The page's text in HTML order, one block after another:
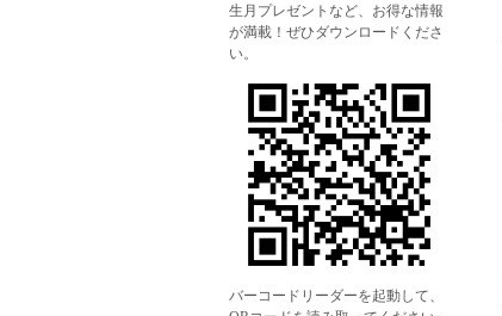
生月プレゼントなど、お得な情報
が満載！ぜひダウンロードくださ
い。
バーコードリーダーを起動して、